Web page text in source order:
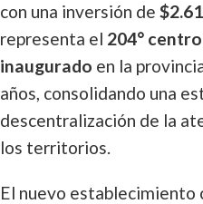
con una inversión de
representa el 204°
inaugurado en la
años, consolidando una
descentralización de la
los territorios.
El nuevo establecimiento